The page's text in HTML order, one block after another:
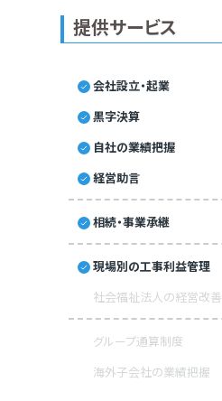
提供サービス
会社設立・起業
黒字決算
自社の業績把握
経営助言
相続・事業承継
現場別の工事利益管理
社会福祉法人の経営改善
グループ通算制度
海外子会社の業績把握